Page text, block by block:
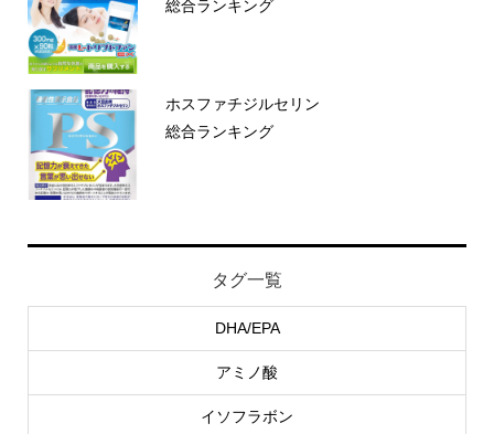
総合ランキング
ホスファチジルセリン
総合ランキング
タグ一覧
DHA/EPA
アミノ酸
イソフラボン